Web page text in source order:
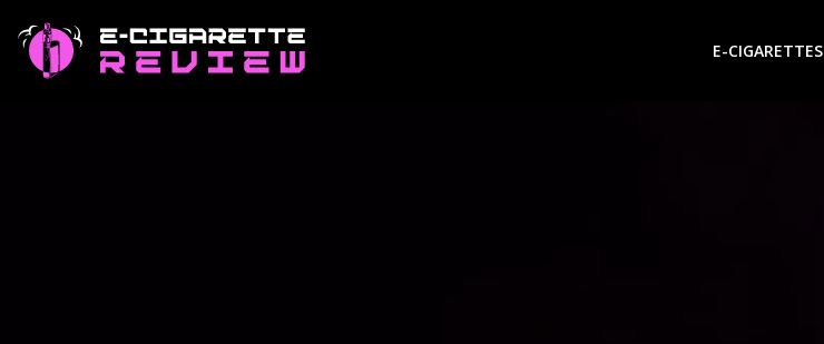
E-CIGARETTES